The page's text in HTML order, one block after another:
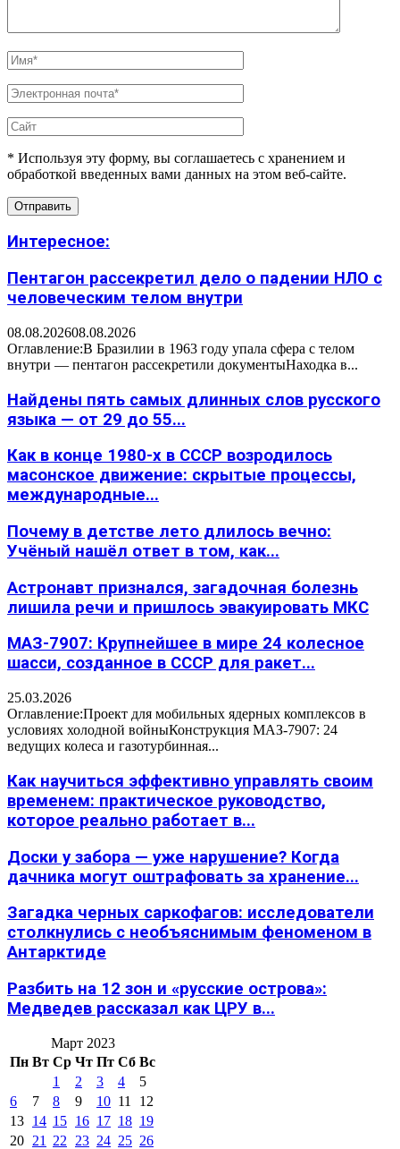
* Используя эту форму, вы соглашаетесь с хранением и
обработкой введенных вами данных на этом веб-сайте.
Интересное:
Пентагон рассекретил дело о падении НЛО с
человеческим телом внутри
08.08.202608.08.2026
Оглавление:В Бразилии в 1963 году упала сфера с телом
внутри — пентагон рассекретили документыНаходка в...
Найдены пять самых длинных слов русского
языка — от 29 до 55...
Как в конце 1980-х в СССР возродилось
масонское движение: скрытые процессы,
международные...
Почему в детстве лето длилось вечно:
Учёный нашёл ответ в том, как...
Астронавт признался, загадочная болезнь
лишила речи и пришлось эвакуировать МКС
МАЗ-7907: Крупнейшее в мире 24 колесное
шасси, созданное в СССР для ракет...
25.03.2026
Оглавление:Проект для мобильных ядерных комплексов в
условиях холодной войныКонструкция МАЗ-7907: 24
ведущих колеса и газотурбинная...
Как научиться эффективно управлять своим
временем: практическое руководство,
которое реально работает в...
Доски у забора — уже нарушение? Когда
дачника могут оштрафовать за хранение...
Загадка черных саркофагов: исследователи
столкнулись с необъяснимым феноменом в
Антарктиде
Разбить на 12 зон и «русские острова»:
Медведев рассказал как ЦРУ в...
Март 2023
Пн Вт Ср Чт Пт Сб Вс
1
2 3 4
5
6
7 8 9 10 11
12
13 14 15 16 17 18 19
20 21 22 23 24 25 26